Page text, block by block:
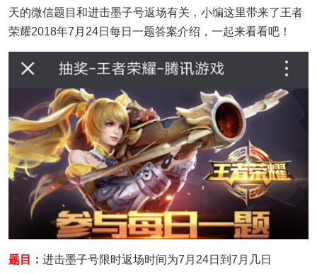
天的微信题目和进击墨子号返场有关，小编这里带来了王者
荣耀2018年7月24日每日一题答案介绍，一起来看看吧！
题目： 进击墨子号限时返场时间为7月24日到7月几日